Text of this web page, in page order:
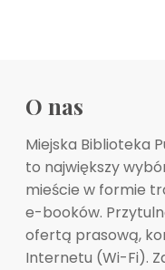
O nas
Miejska Biblioteka
to największy
mieście w formie
e-booków.
ofertą prasową,
Internetu (Wi-Fi).